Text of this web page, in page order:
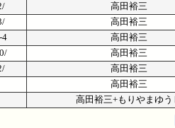
高田裕三
高田裕三
4 高田裕三
高田裕三
高田裕三
高田裕三
高田裕三+もりやまゆう